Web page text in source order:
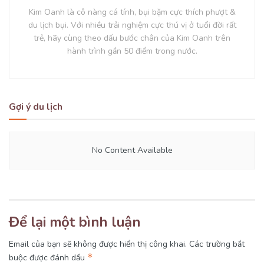
Kim Oanh là cô nàng cá tính, bụi bặm cực thích phượt &
du lịch bụi. Với nhiều trải nghiệm cực thú vị ở tuổi đời rất
trẻ, hãy cùng theo dấu bước chân của Kim Oanh trên
hành trình gần 50 điểm trong nước.
Gợi ý du lịch
No Content Available
Để lại một bình luận
Email của bạn sẽ không được hiển thị công khai. Các trường bắt
buộc được đánh dấu *